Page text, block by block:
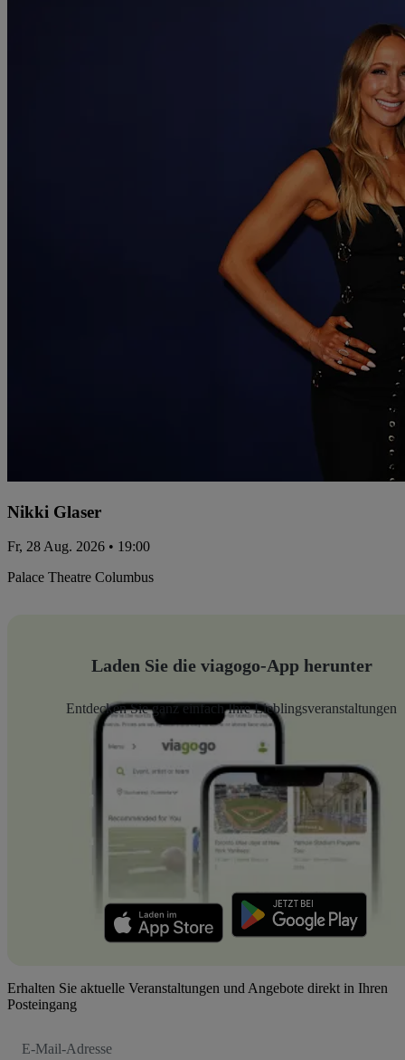
Nikki Glaser
Fr, 28 Aug. 2026 • 19:00
Palace Theatre Columbus
Laden Sie die viagogo-App herunter
Entdecken Sie ganz einfach Ihre Lieblingsveranstaltungen
Erhalten Sie aktuelle Veranstaltungen und Angebote direkt in Ihren
Posteingang
Mail-